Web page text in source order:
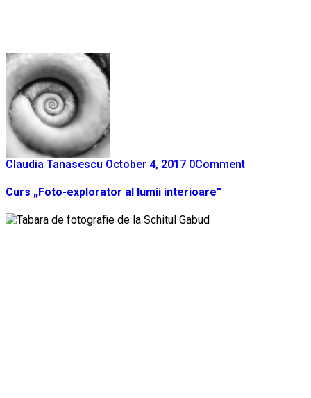
Claudia Tanasescu October 4, 2017 0Comment
Curs „Foto-explorator al lumii interioare”